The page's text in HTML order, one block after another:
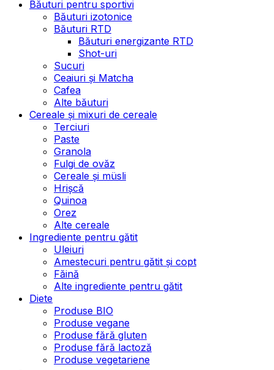
Băuturi pentru sportivi
Băuturi izotonice
Băuturi RTD
Băuturi energizante RTD
Shot-uri
Sucuri
Ceaiuri și Matcha
Cafea
Alte băuturi
Cereale și mixuri de cereale
Terciuri
Paste
Granola
Fulgi de ovăz
Cereale și müsli
Hrișcă
Quinoa
Orez
Alte cereale
Ingrediente pentru gătit
Uleiuri
Amestecuri pentru gătit și copt
Făină
Alte ingrediente pentru gătit
Diete
Produse BIO
Produse vegane
Produse fără gluten
Produse fără lactoză
Produse vegetariene